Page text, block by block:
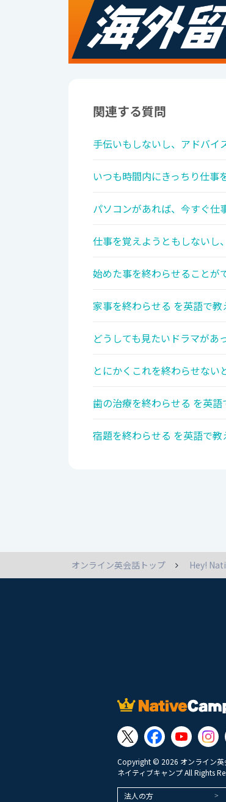
関連する質問
手伝いもしないし、アドバイ
いつも時間内にきっちり仕事
パソコンがあれば、今すぐ仕
仕事を覚えようともしないし
始めた事を終わらせることが
家事を終わらせる を英語で教
どうしても見たいドラマが
とにかくこれを終わらせない
歯の治療を終わらせる を英語
宿題を終わらせる を英語で教
オンライン英会話トップ Hey!
Copyright © 2026 オンライン英
ネイティブキャンプ All Rights
法人の方